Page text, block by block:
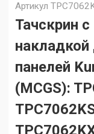
Артикул
Тачскрин
панелей
(MCGS):